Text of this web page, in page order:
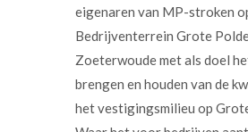
eigenaren van MP-stroken
Bedrijventerrein Grote
Zoeterwoude met als doel
brengen en houden van de
het vestigingsmilieu op